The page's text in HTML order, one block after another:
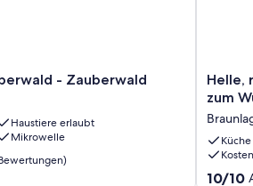
- Zauberwald
Haustiere erlaubt
Mikrowelle
Helle,
ruhige
mit
schöner
Aussicht
zum
Helle, ruhige
zum
Küche
10.0
10/10